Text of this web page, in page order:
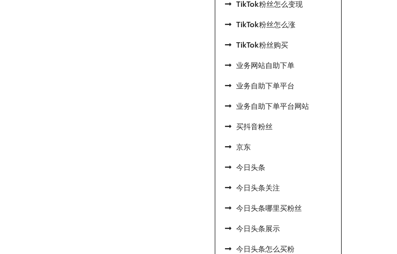
TikTok粉丝怎么变现
TikTok粉丝怎么涨
TikTok粉丝购买
业务网站自助下单
业务自助下单平台
业务自助下单平台网站
买抖音粉丝
京东
今日头条
今日头条关注
今日头条哪里买粉丝
今日头条展示
今日头条怎么买粉